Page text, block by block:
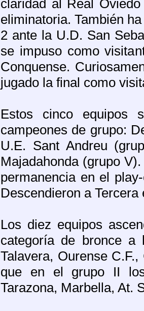
claridad al Real
eliminatoria. También
2 ante la U.D. San
se impuso como
Conquense.
jugado la final como
Estos cinco equipos
campeones de grupo:
U.E. Sant Andreu
Majadahonda (grupo
permanencia en el
Descendieron a
Los diez equipos
categoría de bronce a
Talavera, Ourense
que en el grupo II los
Tarazona, Marbella, At.